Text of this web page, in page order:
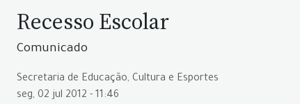
Recesso Escolar
Comunicado
Secretaria de Educação, Cultura e Esportes
seg, 02 jul 2012 - 11:46